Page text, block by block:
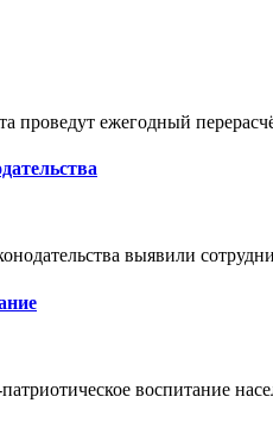
проведут ежегодный
выявили
воспитание